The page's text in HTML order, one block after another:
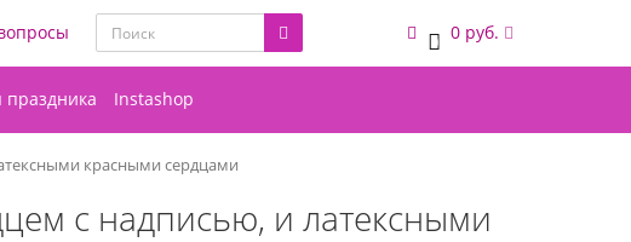
0 0 руб.
Instashop
красными сердцами
с надписью, и латексными